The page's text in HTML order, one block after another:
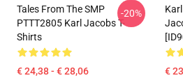
Tales From The SMP
PTTT2805 Karl Jacobs T-
Shirts
€ 24,38 - € 28,06
-20%
€